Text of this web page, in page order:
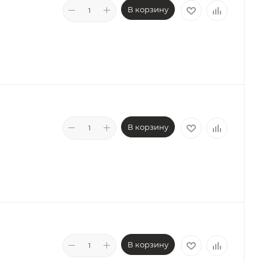
В корзину
В корзину
В корзину